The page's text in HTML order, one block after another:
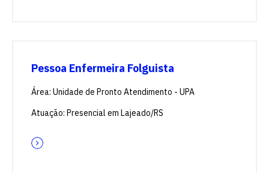
Pessoa Enfermeira Folguista
Área: Unidade de Pronto Atendimento - UPA
Atuação: Presencial em Lajeado/RS